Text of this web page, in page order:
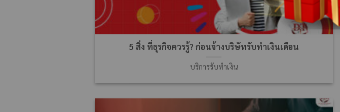
5 สิ่ง ที่ธุรกิจควรรู้? ก่อนจ้างบริษัทรับทำเงินเดือน
บริการรับทำเงิน